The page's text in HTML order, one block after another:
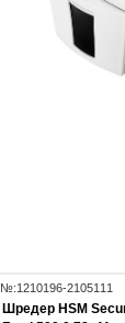
№:1210196-2105111
Шредер HSM